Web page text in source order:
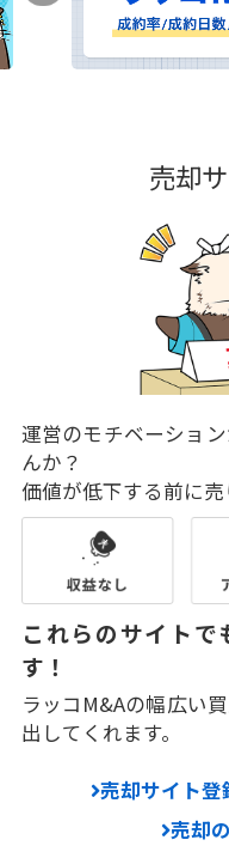
売却
運営のモチベーショ
んか？
価値が低下する前に
これらのサイトで
す！
ラッコM&Aの幅広い
出してくれます。
売却サイト登
売却